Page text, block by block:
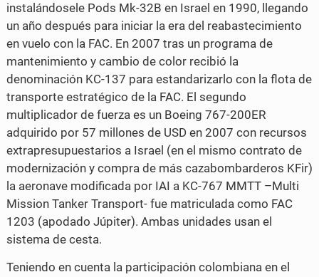
instalándosele Pods Mk-32B en Israel en 1990, llegando
un año después para iniciar la era del reabastecimiento
en vuelo con la FAC. En 2007 tras un programa de
mantenimiento y cambio de color recibió la
denominación KC-137 para estandarizarlo con la flota de
transporte estratégico de la FAC. El segundo
multiplicador de fuerza es un Boeing 767-200ER
adquirido por 57 millones de USD en 2007 con recursos
extrapresupuestarios a Israel (en el mismo contrato de
modernización y compra de más cazabombarderos KFir)
la aeronave modificada por IAI a KC-767 MMTT –Multi
Mission Tanker Transport- fue matriculada como FAC
1203 (apodado Júpiter). Ambas unidades usan el
sistema de cesta.
Teniendo en cuenta la participación colombiana en el